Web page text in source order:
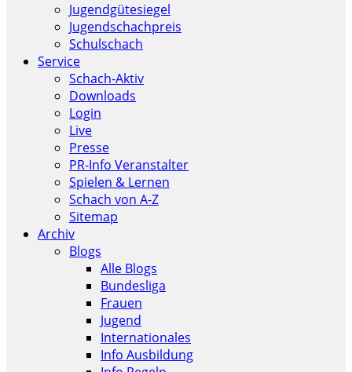
Jugendgütesiegel
Jugendschachpreis
Schulschach
Service
Schach-Aktiv
Downloads
Login
Live
Presse
PR-Info Veranstalter
Spielen & Lernen
Schach von A-Z
Sitemap
Archiv
Blogs
Alle Blogs
Bundesliga
Frauen
Jugend
Internationales
Info Ausbildung